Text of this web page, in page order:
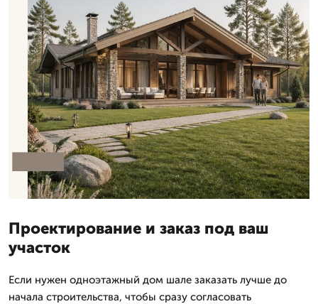
Проектирование и заказ под ваш
участок
Если нужен одноэтажный дом шале заказать лучше до
начала строительства, чтобы сразу согласовать